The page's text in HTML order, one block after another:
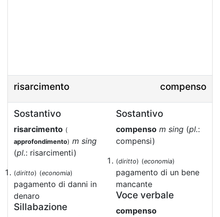
risarcimento compenso
Sostantivo
risarcimento (
approfondimento) m sing
(pl.: risarcimenti)
(diritto) (economia)
pagamento di danni in
denaro
Sillabazione
Sostantivo
compenso m sing (pl.:
compensi)
(diritto) (economia)
pagamento di un bene
mancante
Voce verbale
compenso